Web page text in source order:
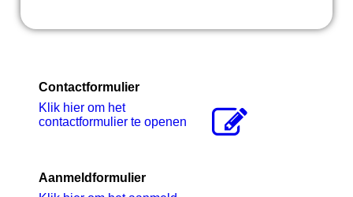
Contactformulier
Klik hier om het
contactformulier te openen
Aanmeldformulier